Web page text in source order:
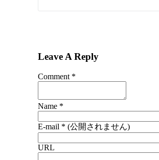
Leave A Reply
Comment *
Name *
E-mail * (公開されません)
URL